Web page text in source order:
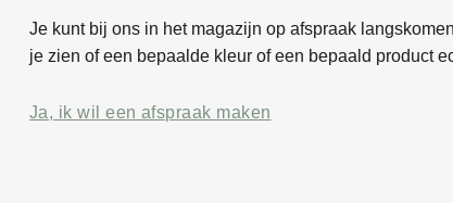
Je kunt bij ons in het magazijn op afspraak
je zien of een bepaalde kleur of een bepaald product
Ja, ik wil een afspraak maken